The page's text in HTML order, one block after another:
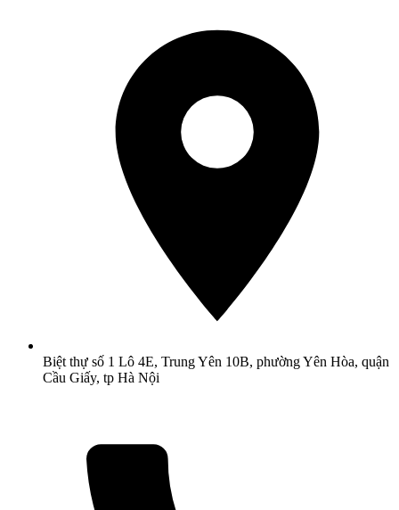
Biệt thự số 1 Lô 4E, Trung Yên 10B, phường Yên Hòa, quận
Cầu Giấy, tp Hà Nội